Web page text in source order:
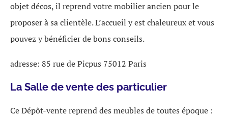
objet décos, il reprend votre mobilier ancien pour le
proposer à sa clientèle. L’accueil y est chaleureux et vous
pouvez y bénéficier de bons conseils.
adresse: 85 rue de Picpus 75012 Paris
La Salle de vente des particulier
Ce Dépôt-vente reprend des meubles de toutes époque :